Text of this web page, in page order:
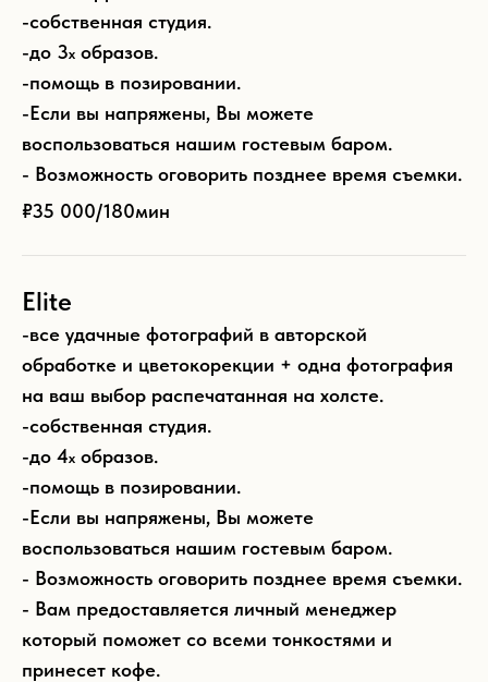
-собственная студия.
-до 3х образов.
-помощь в позировании.
-Если вы напряжены, Вы можете
воспользоваться нашим гостевым баром.
- Возможность оговорить позднее время съемки.
₽35 000/180мин
Elite
-все удачные фотографий в авторской
обработке и цветокорекции + одна фотография
на ваш выбор распечатанная на холсте.
-собственная студия.
-до 4х образов.
-помощь в позировании.
-Если вы напряжены, Вы можете
воспользоваться нашим гостевым баром.
- Возможность оговорить позднее время съемки.
- Вам предоставляется личный менеджер
который поможет со всеми тонкостями и
принесет кофе.